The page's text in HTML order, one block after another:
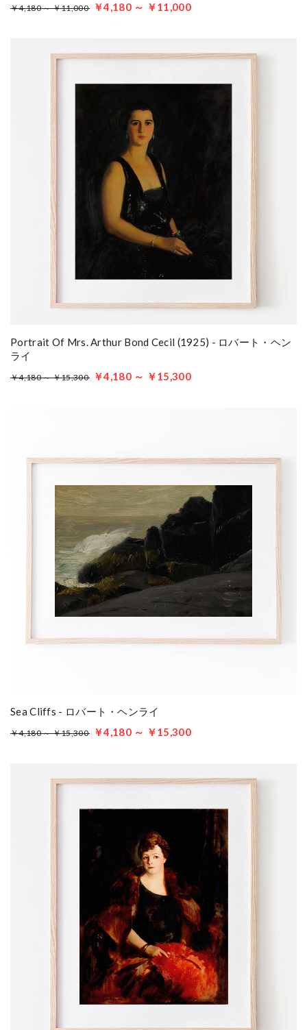
￥4,180 ～ ￥11,000 ￥4,180 ～ ￥11,000
Portrait Of Mrs. Arthur Bond Cecil (1925) - ロバート・ヘン
ライ
￥4,180 ～ ￥15,300 ￥4,180 ～ ￥15,300
Sea Cliffs - ロバート・ヘンライ
￥4,180 ～ ￥15,300 ￥4,180 ～ ￥15,300